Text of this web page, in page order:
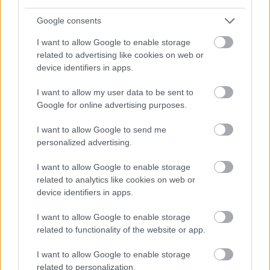
Google consents
I want to allow Google to enable storage
related to advertising like cookies on web or
device identifiers in apps.
I want to allow my user data to be sent to
Google for online advertising purposes.
I want to allow Google to send me
personalized advertising.
I want to allow Google to enable storage
related to analytics like cookies on web or
device identifiers in apps.
I want to allow Google to enable storage
related to functionality of the website or app.
I want to allow Google to enable storage
related to personalization.
HASZNOS TIPPEK
Amikor a próba válik előadássá – A Színészet Képes
Nagykönyve Kapolcson
A színészek munkájának nyolcvan százaléka próbákból áll – mégis
éppen ebből lát a legkevesebbet a közönség. Göttinger Pál ezzel a
gondolattal indította el A Színészet Képes Nagykönyve kapolcsi
Mit ne öntsünk a lefolyóba? 10 gyakori hiba, ami